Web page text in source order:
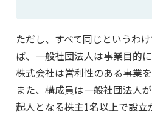
ただし、すべて同じというわ
ば、一般社団法人は事業目的
株式会社は営利性のある事業
また、構成員は一般社団法人
起人となる株主1名以上で設立